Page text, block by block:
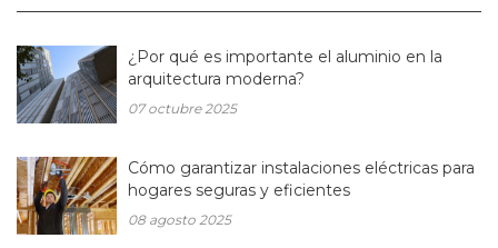
¿Por qué es importante el aluminio en la
arquitectura moderna?
07 octubre 2025
Cómo garantizar instalaciones eléctricas para
hogares seguras y eficientes
08 agosto 2025